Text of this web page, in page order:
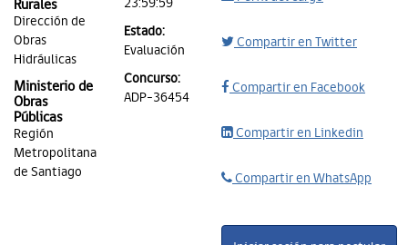
Rurales
Dirección de
Obras
Hidráulicas
Ministerio de
Obras
Públicas
Región
Metropolitana
de Santiago
Estado:
Evaluación
Concurso:
ADP-36454
Compartir en Twitter
Compartir en Facebook
Compartir en Linkedin
Compartir en WhatsApp